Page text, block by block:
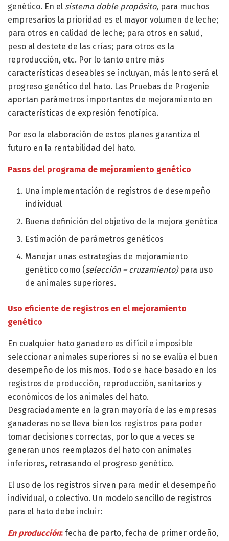
genético. En el sistema doble propósito, para muchos
empresarios la prioridad es el mayor volumen de leche;
para otros en calidad de leche; para otros en salud,
peso al destete de las crías; para otros es la
reproducción, etc. Por lo tanto entre más
características deseables se incluyan, más lento será el
progreso genético del hato. Las Pruebas de Progenie
aportan parámetros importantes de mejoramiento en
características de expresión fenotípica.
Por eso la elaboración de estos planes garantiza el
futuro en la rentabilidad del hato.
Pasos del programa de mejoramiento genético
Una implementación de registros de desempeño
individual
Buena definición del objetivo de la mejora genética
Estimación de parámetros genéticos
Manejar unas estrategias de mejoramiento
genético como (selección – cruzamiento)para uso
de animales superiores.
Uso eficiente de registros en el mejoramiento
genético
En cualquier hato ganadero es difícil e imposible
seleccionar animales superiores si no se evalúa el buen
desempeño de los mismos. Todo se hace basado en los
registros de producción, reproducción, sanitarios y
económicos de los animales del hato.
Desgraciadamente en la gran mayoría de las empresas
ganaderas no se lleva bien los registros para poder
tomar decisiones correctas, por lo que a veces se
generan unos reemplazos del hato con animales
inferiores, retrasando el progreso genético.
El uso de los registros sirven para medir el desempeño
individual, o colectivo. Un modelo sencillo de registros
para el hato debe incluir:
En producción: fecha de parto, fecha de primer ordeño,